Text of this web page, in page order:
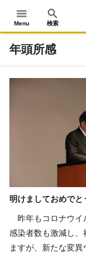
menu
Menu
search
検索
年頭所感
明けましておめでと
昨年もコロナウイ
感染者数も激減し、
ますが、新たな変